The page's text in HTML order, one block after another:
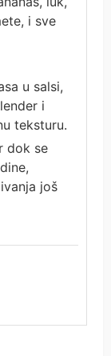
i sve
u salsi,
i
teksturu.
dok se
još